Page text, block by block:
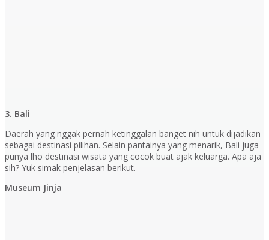
3. Bali
Daerah yang nggak pernah ketinggalan banget nih untuk dijadikan
sebagai destinasi pilihan. Selain pantainya yang menarik, Bali juga
punya lho destinasi wisata yang cocok buat ajak keluarga. Apa aja
sih? Yuk simak penjelasan berikut.
Museum Jinja